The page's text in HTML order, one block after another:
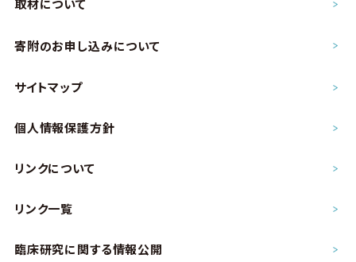
取材について
寄附のお申し込みについて
サイトマップ
個人情報保護方針
リンクについて
リンク一覧
臨床研究に関する情報公開